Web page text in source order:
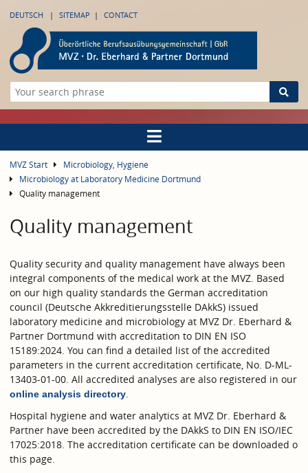
DEUTSCH SITEMAP CONTACT
MVZ Start
Microbiology, Hygiene
Microbiology at Laboratory Medicine Dortmund
Quality management
Quality management
Quality security and quality management have always been
integral components of the medical work at the MVZ. Based
on our high quality standards the German accreditation
council (Deutsche Akkreditierungsstelle DAkkS) issued
laboratory medicine and microbiology at MVZ Dr. Eberhard &
Partner Dortmund with accreditation to DIN EN ISO
15189:2024. You can find a detailed list of the accredited
parameters in the current accreditation certificate, No. D-ML-
13403-01-00. All accredited analyses are also registered in our
online analysis directory
Hospital hygiene and water analytics at MVZ Dr. Eberhard &
Partner have been accredited by the DAkkS to DIN EN ISO/IEC
17025:2018. The accreditation certificate can be downloaded o
this page.